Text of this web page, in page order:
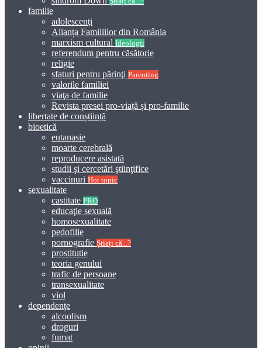
familie
adolescenţi
Alianța Familiilor din România
marxism cultural Ideologii
referendum pentru căsătorie
religie
sfaturi pentru părinţi Parenting
valorile familiei
viaţa de familie
Revista presei pro-viață și pro-familie
libertate de conștiință
bioetică
eutanasie
moarte cerebrală
reproducere asistată
studii şi cercetări ştiinţifice
vaccinuri Hot topic
sexualitate
castitate PRO
educaţie sexuală
homosexualitate
pedofilie
pornografie Știați că...?
prostitutie
teoria genului
trafic de persoane
transexualitate
viol
dependenţe
alcoolism
droguri
fumat